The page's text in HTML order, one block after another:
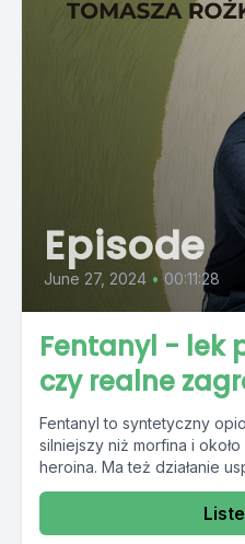
Episode
June 27, 2024 • 00:11:28
Fentanyl - lek
czy realne
Fentanyl to syntetyczny
silniejszy niż morfina i
heroina. Ma też działanie